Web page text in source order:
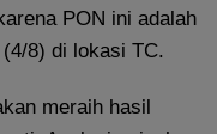
PON ini adalah
8) di lokasi TC.
meraih hasil